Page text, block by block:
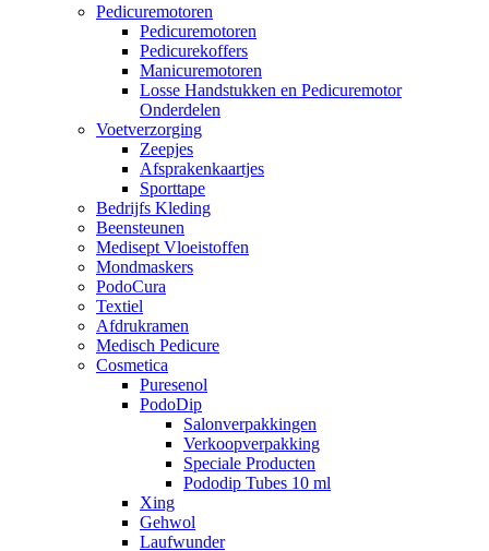
Pedicuremotoren
Pedicuremotoren
Pedicurekoffers
Manicuremotoren
Losse Handstukken en Pedicuremotor
Onderdelen
Voetverzorging
Zeepjes
Afsprakenkaartjes
Sporttape
Bedrijfs Kleding
Beensteunen
Medisept Vloeistoffen
Mondmaskers
PodoCura
Textiel
Afdrukramen
Medisch Pedicure
Cosmetica
Puresenol
PodoDip
Salonverpakkingen
Verkoopverpakking
Speciale Producten
Pododip Tubes 10 ml
Xing
Gehwol
Laufwunder